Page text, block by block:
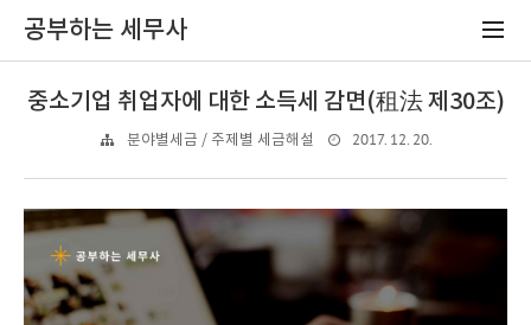
공부하는 세무사
중소기업 취업자에 대한 소득세 감면(租法 제30조)
분야별세금 / 주제별 세금해설 2017. 12. 20.